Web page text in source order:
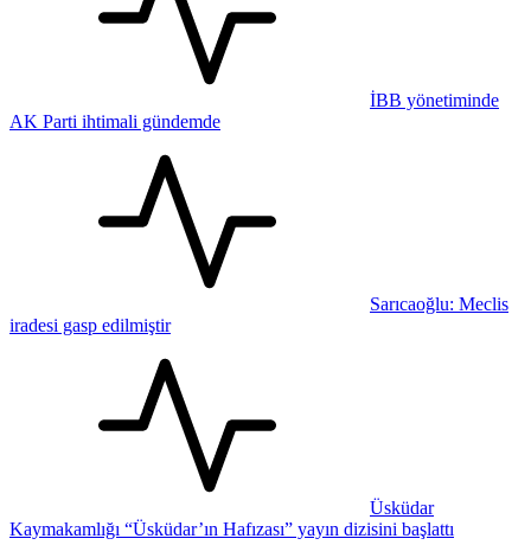
İBB yönetiminde
AK Parti ihtimali gündemde
Sarıcaoğlu: Meclis
iradesi gasp edilmiştir
Üsküdar
Kaymakamlığı “Üsküdar’ın Hafızası” yayın dizisini başlattı